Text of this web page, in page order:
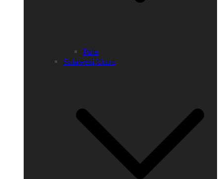
Palu
Sulawesi Utara